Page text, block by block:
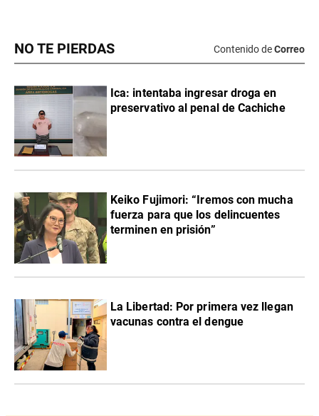
NO TE PIERDAS Contenido deCorreo
Ica: intentaba ingresar droga en
preservativo al penal de Cachiche
Keiko Fujimori: “Iremos con mucha
fuerza para que los delincuentes
terminen en prisión”
La Libertad: Por primera vez llegan
vacunas contra el dengue